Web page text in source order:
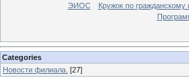
ЭИОС
Кружок по
Categories
Новости филиала. [27]